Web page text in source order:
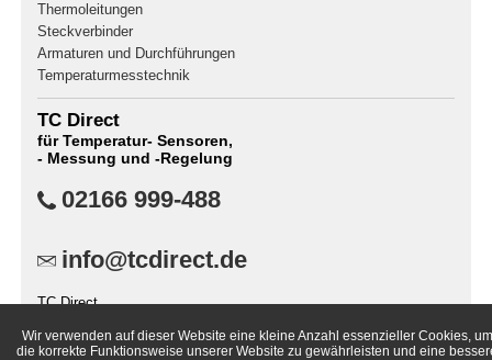
Thermoleitungen
Steckverbinder
Armaturen und Durchführungen
Temperaturmesstechnik
TC Direct
für Temperatur- Sensoren,
- Messung und -Regelung
02166 999-488
info@tcdirect.de
TC Direct
41181 Mönchengladbach
Wir verwenden auf dieser Website eine kleine Anzahl essenzieller Cookies, um
die korrekte Funktionsweise unserer Website zu gewährleisten und eine